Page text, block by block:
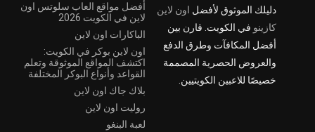
دليلك الموثوق لأفضل اون لاين
كازينو في الكويت. قارن بين
أفضل المكافآت وطرق الدفع
والعروض الحصرية المصممة
خصيصًا للاعبين الكويتيين.
أفضل مواقع العاب سلوتس اون
لاين في الكويت 2026
الباكارات اون لاين
اون لاين بوكر في الكويت:
اكتشف المواقع الموثوقة وتعلم
القواعد وأنواع البوكر المختلفة
بلاك جاك اون لاين
روليت اون لاين
لعبة البنغو